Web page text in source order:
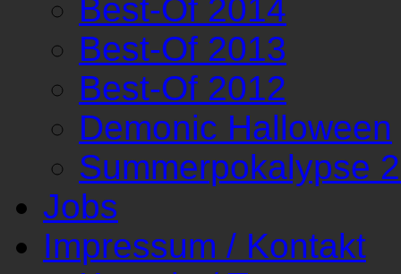
Best-Of 2014
Best-Of 2013
Best-Of 2012
Demonic Halloween
Summerpokalypse
Jobs
Impressum / Kontakt